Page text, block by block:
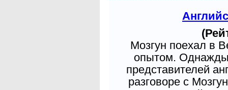
Мозгун поехал в
опытом. Однажды
представителей
разговоре с